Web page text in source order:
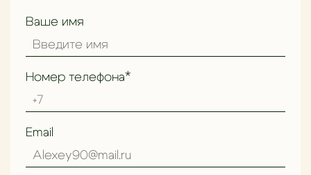
Как выбрать идеальный ковёр для гостиной
Ваше имя
Номер телефона*
Email